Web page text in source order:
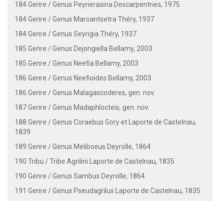
184 Genre / Genus Peyrierasina Descarpentries, 1975
184 Genre / Genus Maroantsetra Théry, 1937
184 Genre / Genus Seyrigia Théry, 1937
185 Genre / Genus Dejongiella Bellamy, 2003
185 Genre / Genus Neefia Bellamy, 2003
186 Genre / Genus Neefioides Bellamy, 2003
186 Genre / Genus Malagascoderes, gen. nov.
187 Genre / Genus Madaphlocteis, gen. nov.
188 Genre / Genus Coraebus Gory et Laporte de Castelnau,
1839
189 Genre / Genus Meliboeus Deyrolle, 1864
190 Tribu / Tribe Agrilini Laporte de Castelnau, 1835
190 Genre / Genus Sambus Deyrolle, 1864
191 Genre / Genus Pseudagrilus Laporte de Castelnau, 1835